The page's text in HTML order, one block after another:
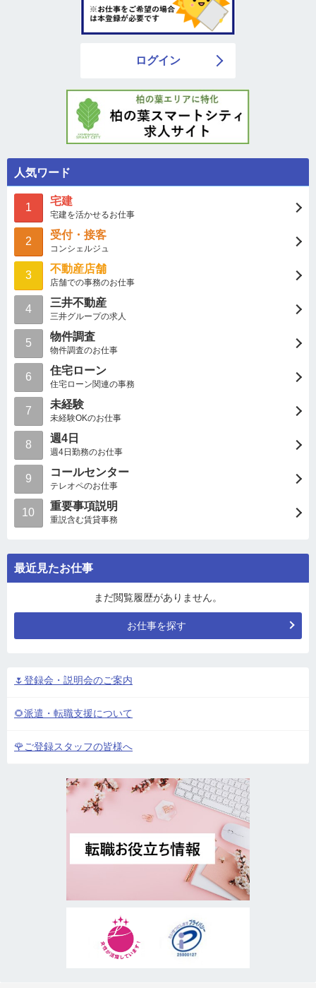
ログイン
人気ワード
1
宅建
宅建を活かせるお仕事
2
受付・接客
コンシェルジュ
3
不動産店舗
店舗での事務のお仕事
4
三井不動産
三井グループの求人
5
物件調査
物件調査のお仕事
6
住宅ローン
住宅ローン関連の事務
7
未経験
未経験OKのお仕事
8
週4日
週4日勤務のお仕事
9
コールセンター
テレオペのお仕事
10
重要事項説明
重説含む賃貸事務
最近見たお仕事
まだ閲覧履歴がありません。
お仕事を探す
🌷登録会・説明会のご案内
🌻派遣・転職支援について
🌹ご登録スタッフの皆様へ